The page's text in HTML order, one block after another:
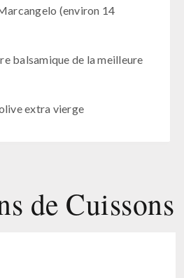
(environ 14
balsamique de la meilleure
extra vierge
de Cuissons